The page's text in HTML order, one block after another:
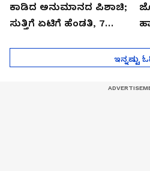
ಕಾಡಿದ ಅನುಮಾನದ ಪಿಶಾಚಿ;
ಸುತ್ತಿಗೆ ಏಟಿಗೆ ಹೆಂಡತಿ, 7
ಇನ್ನಷ್ಟು